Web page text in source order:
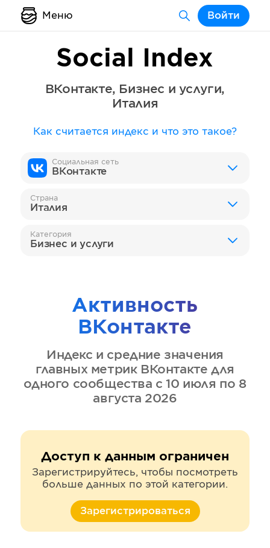
Меню Войти
Social Index
ВКонтакте, Бизнес и услуги,
Италия
Как считается индекс и что это такое?
Социальная сеть
ВКонтакте
Страна
Италия
Категория
Бизнес и услуги
Активность
ВКонтакте
Индекс и средние значения
главных метрик ВКонтакте для
одного сообщества с 10 июля по 8
августа 2026
Доступ к данным ограничен
Зарегистрируйтесь, чтобы посмотреть
больше данных по этой категории.
Зарегистрироваться